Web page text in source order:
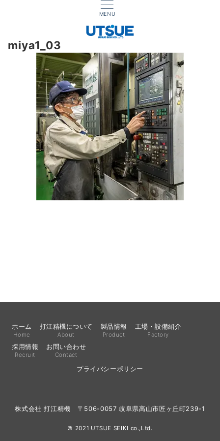
MENU
miya1_03
ホーム
Home
打江精機について
About
製品情報
Product
工場・設備紹介
Factory
採用情報
Recruit
お問い合わせ
Contact
プライバシーポリシー
株式会社 打江精機 〒506-0057 岐阜県高山市匠ヶ丘町239-1
© 2021 UTSUE SEIKI co.,Ltd.